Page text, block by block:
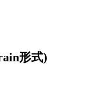
形式)